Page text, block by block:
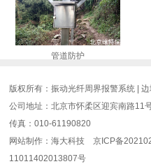
管道防护
版权所有：振动光纤周界报警系统 |
公司地址：北京市怀柔区迎宾南路
传真：010-61190820
网站制作 ：海大科技 京ICP备
11011402013807号